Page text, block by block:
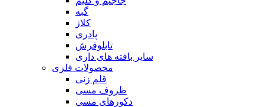
گبه
کلاژ
پادری
تابلوفرش
سایر بافته های داری
محصولات فلزی
قلم زنی
ظروف مسی
دکورهای مسی